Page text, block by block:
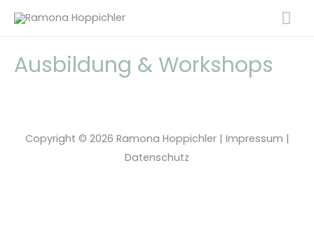
Inhalt
Ausbildung & Workshops
Copyright © 2026 Ramona Hoppichler| Impressum |
Datenschutz